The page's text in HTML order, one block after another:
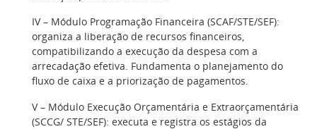
IV – Módulo Programação Financeira (SCAF/STE/SEF):
organiza a liberação de recursos financeiros,
compatibilizando a execução da despesa com a
arrecadação efetiva. Fundamenta o planejamento do
fluxo de caixa e a priorização de pagamentos.
V – Módulo Execução Orçamentária e Extraorçamentária
(SCCG/ STE/SEF): executa e registra os estágios da